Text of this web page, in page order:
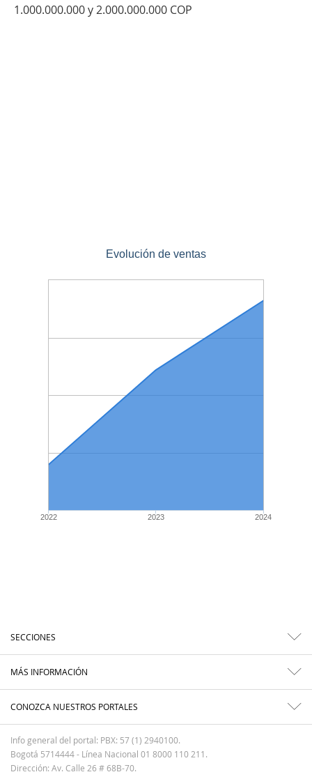
1.000.000.000 y 2.000.000.000 COP
Evolución de ventas
2022 2023 2024
SECCIONES
MÁS INFORMACIÓN
CONOZCA NUESTROS PORTALES
Info general del portal: PBX: 57 (1) 2940100.
Bogotá 5714444 - Línea Nacional 01 8000 110 211.
Dirección: Av. Calle 26 # 68B-70.